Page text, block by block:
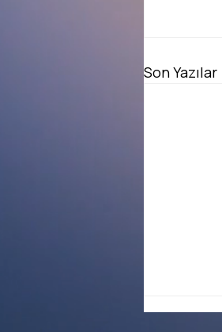
Son Yazılar